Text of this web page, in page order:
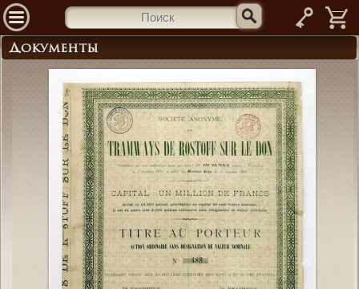
—
Документы